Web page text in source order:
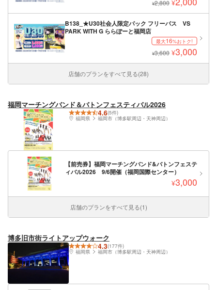
¥2,800 ¥
B138_★U30社会人限定パック フリーパス VS
PARK WITH G ららぽーと福岡店
最大16%おトク!
¥3,600 ¥3,000
店舗のプランをすべて見る(28)
福岡マーチングバンド＆バトンフェスティバル2026
4.6(5件)
福岡県
福岡市（博多駅周辺・天神周辺）
【前売券】福岡マーチングバンド&バトンフェステ
ィバル2026 9/6開催（福岡国際センター）
¥3,000
店舗のプランをすべて見る(1)
博多旧市街ライトアップウォーク
4.3(177件)
福岡県
福岡市（博多駅周辺・天神周辺）